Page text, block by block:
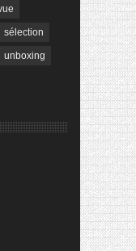
sélection
unboxing